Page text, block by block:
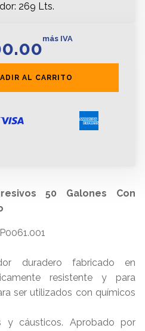
269 Lts.
más IVA
AL CARRITO
50 Galones Con
duradero fabricado en
resistente y para
ser utilizados con químicos
y cáusticos. Aprobado por